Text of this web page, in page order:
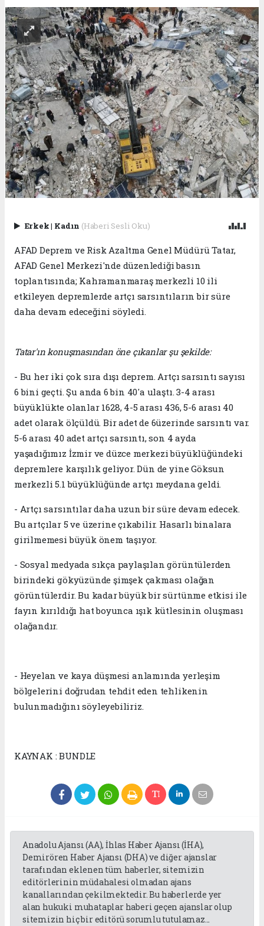
Erkek| Kadın (Haberi Sesli Oku)
AFAD Deprem ve Risk Azaltma Genel Müdürü Tatar,
AFAD Genel Merkezi'nde düzenlediği basın
toplantısında; Kahramanmaraş merkezli 10 ili
etkileyen depremlerde artçı sarsıntıların bir süre
daha devam edeceğini söyledi.
Tatar'ın konuşmasından öne çıkanlar şu şekilde:
- Bu her iki çok sıra dışı deprem. Artçı sarsıntı sayısı
6 bini geçti. Şu anda 6 bin 40'a ulaştı. 3-4 arası
büyüklükte olanlar 1628, 4-5 arası 436, 5-6 arası 40
adet olarak ölçüldü. Bir adet de 6üzerinde sarsıntı var.
5-6 arası 40 adet artçı sarsıntı, son 4 ayda
yaşadığımız İzmir ve düzce merkezi büyüklüğündeki
depremlere karşılık geliyor. Dün de yine Göksun
merkezli 5.1 büyüklüğünde artçı meydana geldi.
- Artçı sarsıntılar daha uzun bir süre devam edecek.
Bu artçılar 5 ve üzerine çıkabilir. Hasarlı binalara
girilmemesi büyük önem taşıyor.
- Sosyal medyada sıkça paylaşılan görüntülerden
birindeki gökyüzünde şimşek çakması olağan
görüntülerdir. Bu kadar büyük bir sürtünme etkisi ile
fayın kırıldığı hat boyunca ışık kütlesinin oluşması
olağandır.
- Heyelan ve kaya düşmesi anlamında yerleşim
bölgelerini doğrudan tehdit eden tehlikenin
bulunmadığını söyleyebiliriz.
KAYNAK : BUNDLE
Anadolu Ajansı (AA), İhlas Haber Ajansı (İHA),
Demirören Haber Ajansı (DHA) ve diğer ajanslar
tarafından eklenen tüm haberler, sitemizin
editörlerinin müdahalesi olmadan ajans
kanallarından çekilmektedir. Bu haberlerde yer
alan hukuki muhataplar haberi geçen ajanslar olup
sitemizin hiç bir editörü sorumlu tutulamaz...